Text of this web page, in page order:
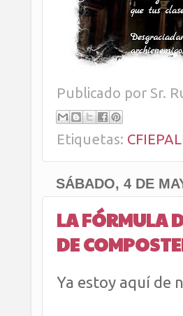
Publicado por Sr.
Etiquetas:
SÁBADO, 4 DE
LA FÓRMULA
DE
Ya estoy aquí de